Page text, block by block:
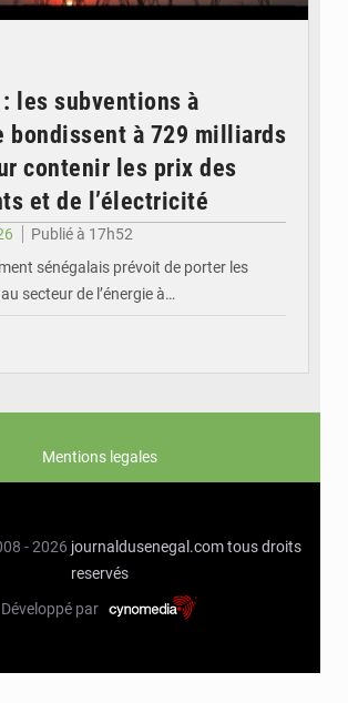
les subventions à
bondissent à 729 milliards
contenir les prix des
et de l’électricité
Publié à 17h52
sénégalais prévoit de porter les
secteur de l’énergie à…
Mentions legales
- 2026 journaldusenegal.com tous droits
reservés
Développé par